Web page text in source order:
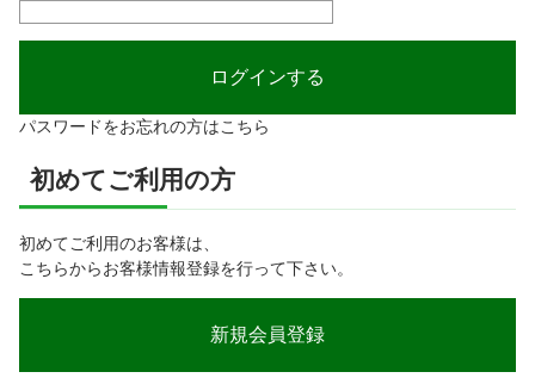
パスワードをお忘れの方はこちら
初めてご利用の方
初めてご利用のお客様は、
こちらからお客様情報登録を行って下さい。